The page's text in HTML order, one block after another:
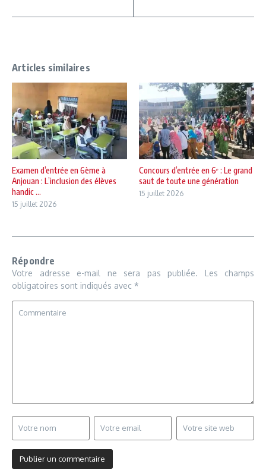
Articles similaires
Examen d’entrée en 6ème à
Anjouan : L’inclusion des élèves
handic ...
15 juillet 2026
Concours d’entrée en 6ᵉ : Le grand
saut de toute une génération
15 juillet 2026
Répondre
Votre adresse e-mail ne sera pas publiée.
Les champs
obligatoires sont indiqués avec *